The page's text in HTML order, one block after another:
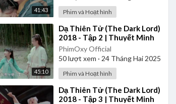
41:43 Phim và Hoạt hình
45:10
⁣Dạ Thiên Tử (The Dark Lord)
2018 - Tập 2 | Thuyết Minh
PhimOxy Official
50lượt xem · 24 Tháng Hai 2025
Phim và Hoạt hình
⁣Dạ Thiên Tử (The Dark Lord)
2018 - Tập 3 | Thuyết Minh